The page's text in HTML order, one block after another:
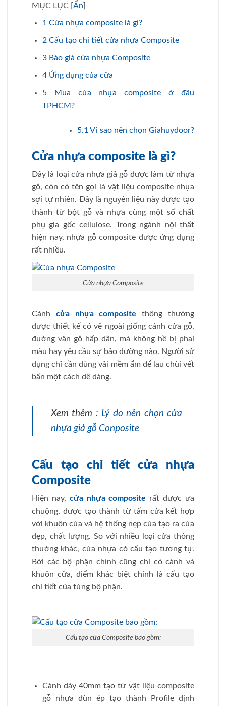
MỤC LỤC Ẩn
1Cửa nhựa composite là gì?
2Cấu tạo chi tiết cửa nhựa Composite
3Báo giá cửa nhựa Composite
4Ứng dụng của cửa
5Mua cửa nhựa composite ở đâu
TPHCM?
5.1 Vì sao nên chọn Giahuydoor?
Cửa nhựa composite là gì?
Đây là loại cửa nhựa giả gỗ được làm từ nhựa
gỗ, còn có tên gọi là vật liệu composite nhựa
sợi tự nhiên. Đây là nguyên liệu này được tạo
thành từ bột gỗ và nhựa cùng một số chất
phụ gia gốc cellulose. Trong ngành nội thất
hiện nay, nhựa gỗ composite được ứng dụng
rất nhiều.
Cửa nhựa Composite
Cánh cửa nhựa composite thông thường
được thiết kế có vẻ ngoài giống cánh cửa gỗ,
đường vân gỗ hấp dẫn, mà không hề bị phai
màu hay yêu cầu sự bảo dưỡng nào. Người sử
dụng chỉ cần dùng vải mềm ẩm để lau chùi vết
bẩn một cách dễ dàng.
Xem thêm : Lý do nên chọn cửa
nhựa giả gỗ Conposite
Cấu tạo chi tiết cửa nhựa
Composite
Hiện nay, cửa nhựa composite rất được ưa
chuộng, được tạo thành từ tấm cửa kết hợp
với khuôn cửa và hệ thống nẹp cửa tạo ra cửa
đẹp, chất lượng. So với nhiều loại cửa thông
thường khác, cửa nhựa có cấu tạo tương tự.
Bởi các bộ phận chính cũng chỉ có cánh và
khuôn cửa, điểm khác biệt chính là cấu tạo
chi tiết của từng bộ phận.
Cấu tạo cửa Composite bao gồm:
Cánh dày 40mm tạo từ vật liệu composite
gỗ nhựa đùn ép tạo thành Profile định